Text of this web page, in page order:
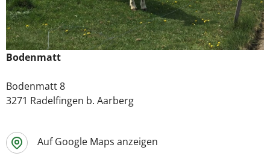
Bodenmatt
Bodenmatt 8
3271 Radelfingen b. Aarberg
Auf Google Maps anzeigen